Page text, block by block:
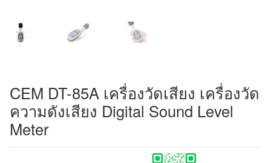
CEM DT-85A เครื่องวัดเสียง เครื่องวัด
ความดังเสียง Digital Sound Level
Meter